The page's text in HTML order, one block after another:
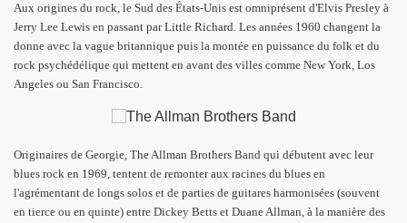
Aux origines du rock, le Sud des États-Unis est omniprésent d'Elvis Presley à
Jerry Lee Lewis en passant par Little Richard. Les années 1960 changent la
donne avec la vague britannique puis la montée en puissance du folk et du
rock psychédélique qui mettent en avant des villes comme New York, Los
Angeles ou San Francisco.
Originaires de Georgie, The Allman Brothers Band qui débutent avec leur
blues rock en 1969, tentent de remonter aux racines du blues en
l'agrémentant de longs solos et de parties de guitares harmonisées (souvent
en tierce ou en quinte) entre Dickey Betts et Duane Allman, à la manière des